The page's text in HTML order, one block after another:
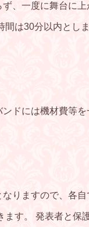
、一度に舞台に
間は30分以内としま
ドには機材費等
りますので、各自
す。 発表者と